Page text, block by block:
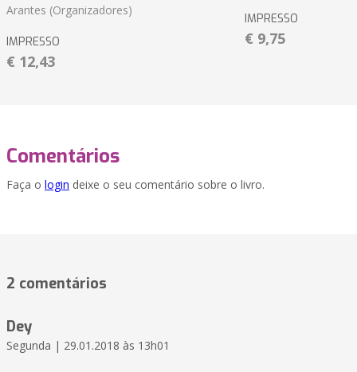
Arantes (Organizadores)
IMPRESSO
€ 12,43
IMPRESSO
€ 9,75
Comentários
Faça o login deixe o seu comentário sobre o livro.
2 comentários
Dey
Segunda | 29.01.2018 às 13h01